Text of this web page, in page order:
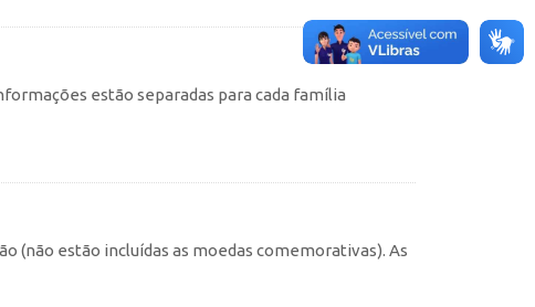
estão separadas para cada família
(não estão incluídas as moedas comemorativas). As